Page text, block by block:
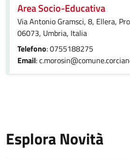
Area Socio-Educativa
Via Antonio Gramsci, 8, Ellera,
06073, Umbria, Italia
Telefono: 0755188275
Email:
Esplora Novità